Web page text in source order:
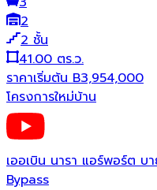
2
2 ชั้น
41.00 ตร.ว.
ราคาเริ่มต้น B3,954,000
โครงการใหม่บ้าน
เออเบิน นารา แอร์พอร์ต
Bypass